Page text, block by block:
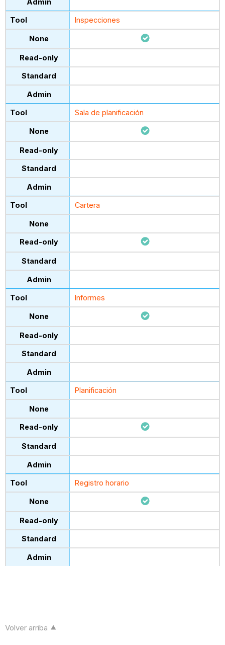
Inspecciones
Sala de planificación
Cartera
Informes
Planificación
Registro horario
Volver arriba